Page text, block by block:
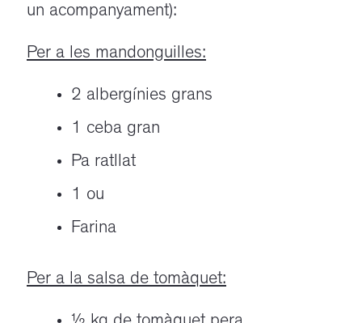
un acompanyament):
Per a les mandonguilles:
2 albergínies grans
1 ceba gran
Pa ratllat
1 ou
Farina
Per a la salsa de tomàquet: